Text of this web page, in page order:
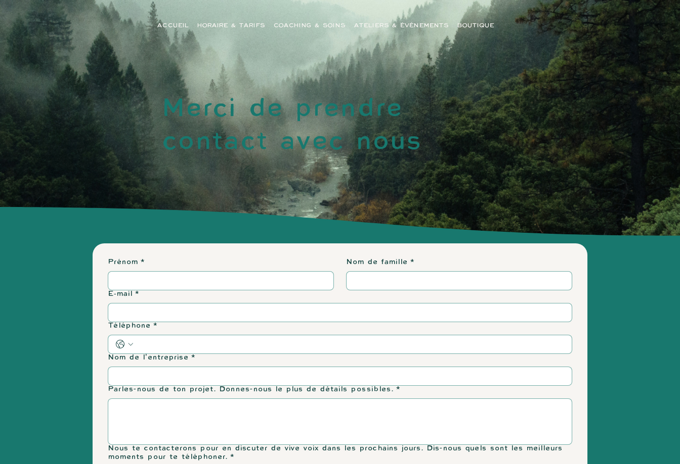
ACCUEIL HORAIRE & TARIFS COACHING & SOINS ATELIERS & ÉVÉNEMENTS BOUTIQUE
Merci de prendre
contact avec nous
Prénom * Nom de famille *
E‑mail *
Téléphone *
Nom de l'entreprise *
Parles-nous de ton projet. Donnes-nous le plus de détails possibles. *
Nous te contacterons pour en discuter de vive voix dans les prochains jours. Dis-nous quels sont les meilleurs
moments pour te téléphoner. *